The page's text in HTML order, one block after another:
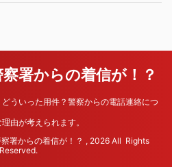
署からの着信が！？
ういった用件？警察からの電話連絡につ
由が考えられます。
署からの着信が！？ , 2026 All Rights
Reserved.